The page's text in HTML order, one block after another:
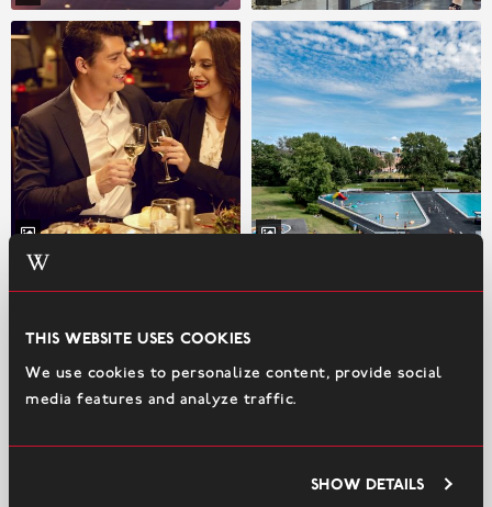
This website uses cookies
We use cookies to personalize content, provide social
media features and analyze traffic.
Show details